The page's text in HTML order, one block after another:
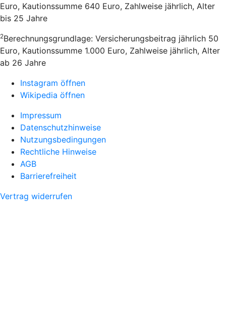
Euro, Kautionssumme 640 Euro, Zahlweise jährlich, Alter
bis 25 Jahre
2Berechnungsgrundlage: Versicherungsbeitrag jährlich 50
Euro, Kautionssumme 1.000 Euro, Zahlweise jährlich, Alter
ab 26 Jahre
Instagram öffnen
Wikipedia öffnen
Impressum
Datenschutzhinweise
Nutzungsbedingungen
Rechtliche Hinweise
AGB
Barrierefreiheit
Vertrag widerrufen